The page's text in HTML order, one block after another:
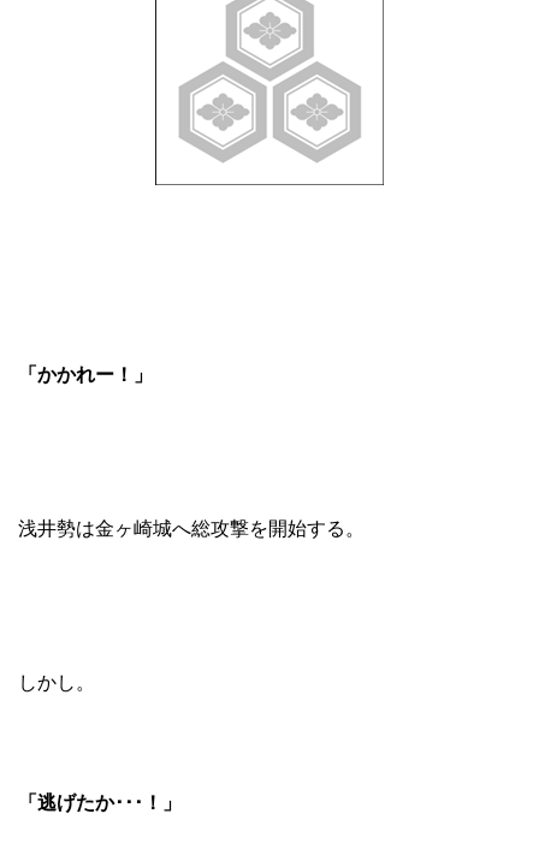
「かかれー！」
浅井勢は金ヶ崎城へ総攻撃を開始する。
しかし。
「逃げたか･･･！」